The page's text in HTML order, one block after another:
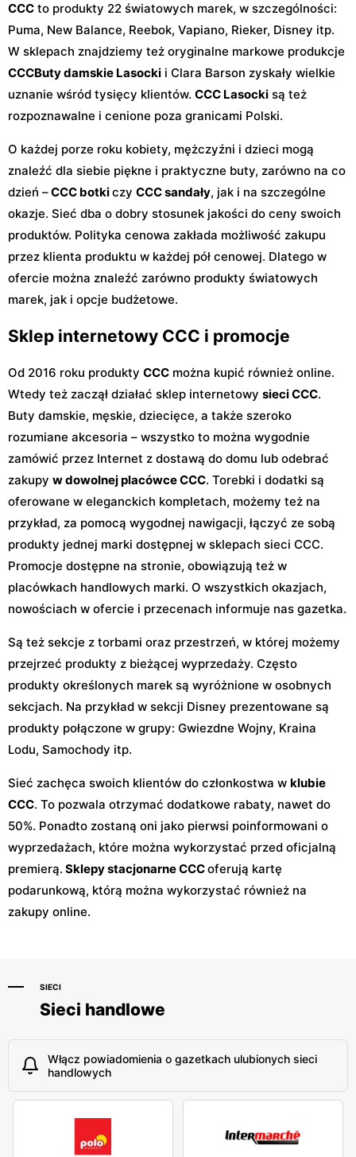
CCC to produkty 22 światowych marek, w szczególności:
Puma, New Balance, Reebok, Vapiano, Rieker, Disney itp.
W sklepach znajdziemy też oryginalne markowe produkcje
CCCButy damskie Lasocki i Clara Barson zyskały wielkie
uznanie wśród tysięcy klientów. CCC Lasocki są też
rozpoznawalne i cenione poza granicami Polski.
O każdej porze roku kobiety, mężczyźni i dzieci mogą
znaleźć dla siebie piękne i praktyczne buty, zarówno na co
dzień –CCC botkiczy CCC sandały, jak i na szczególne
okazje. Sieć dba o dobry stosunek jakości do ceny swoich
produktów. Polityka cenowa zakłada możliwość zakupu
przez klienta produktu w każdej pół cenowej. Dlatego w
ofercie można znaleźć zarówno produkty światowych
marek, jak i opcje budżetowe.
Sklep internetowy CCC i promocje
Od 2016 roku produkty CCC można kupić również online.
Wtedy też zaczął działać sklep internetowy sieci CCC.
Buty damskie, męskie, dziecięce, a także szeroko
rozumiane akcesoria – wszystko to można wygodnie
zamówić przez Internet z dostawą do domu lub odebrać
zakupy w dowolnej placówce CCC. Torebki i dodatki są
oferowane w eleganckich kompletach, możemy też na
przykład, za pomocą wygodnej nawigacji, łączyć ze sobą
produkty jednej marki dostępnej w sklepach sieci CCC.
Promocje dostępne na stronie, obowiązują też w
placówkach handlowych marki. O wszystkich okazjach,
nowościach w ofercie i przecenach informuje nas gazetka.
Są też sekcje z torbami oraz przestrzeń, w której możemy
przejrzeć produkty z bieżącej wyprzedaży. Często
produkty określonych marek są wyróżnione w osobnych
sekcjach. Na przykład w sekcji Disney prezentowane są
produkty połączone w grupy: Gwiezdne Wojny, Kraina
Lodu, Samochody itp.
Sieć zachęca swoich klientów do członkostwa w klubie
CCC. To pozwala otrzymać dodatkowe rabaty, nawet do
50%. Ponadto zostaną oni jako pierwsi poinformowani o
wyprzedażach, które można wykorzystać przed oficjalną
premierą. Sklepy stacjonarne CCCoferują kartę
podarunkową, którą można wykorzystać również na
zakupy online.
SIECI
Sieci handlowe
Włącz powiadomienia o gazetkach ulubionych sieci
handlowych